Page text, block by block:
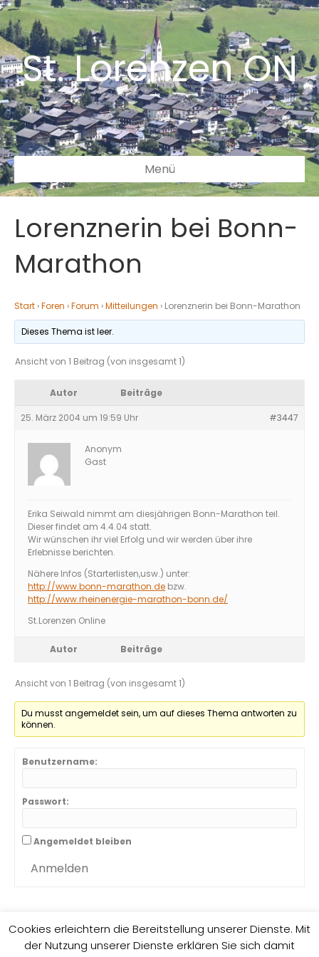
St. Lorenzen ON
Menü
Lorenznerin bei Bonn-
Marathon
Start ›Foren ›Forum ›Mitteilungen › Lorenznerin bei Bonn-Marathon
Dieses Thema ist leer.
Ansicht von 1 Beitrag (von insgesamt 1)
Autor Beiträge
25. März 2004 um 19:59 Uhr #3447
Anonym
Gast
Erika Seiwald nimmt am diesjährigen Bonn-Marathon teil.
Dieser findet am 4.4.04 statt.
Wir wünschen ihr viel Erfolg und wir werden über ihre
Erlebnisse berichten.
Nähere Infos (Starterlisten,usw.) unter:
http://www.bonn-marathon.de bzw.
http://www.rheinenergie-marathon-bonn.de/
St.Lorenzen Online
Autor Beiträge
Ansicht von 1 Beitrag (von insgesamt 1)
Du musst angemeldet sein, um auf dieses Thema antworten zu
können.
Benutzername:
Passwort:
Angemeldet bleiben
Anmelden
Impressum Datenschutzrichtlinie
Cookies erleichtern die Bereitstellung unserer Dienste. Mit
der Nutzung unserer Dienste erklären Sie sich damit